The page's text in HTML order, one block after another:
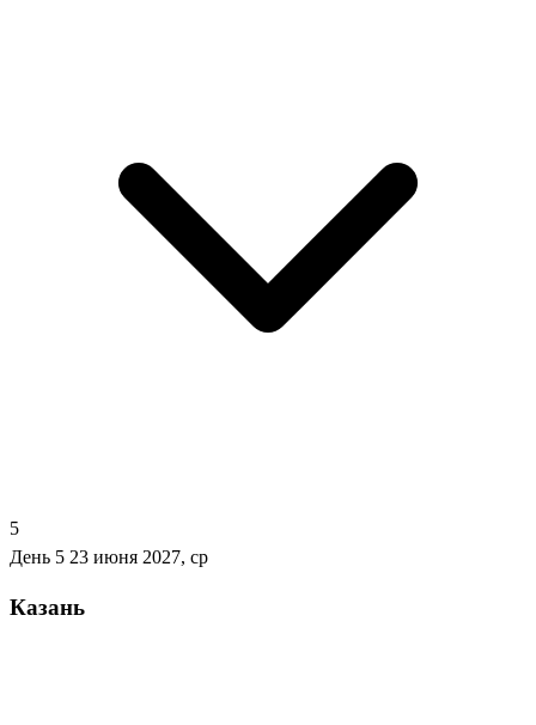
5
День 5 23 июня 2027, ср
Казань